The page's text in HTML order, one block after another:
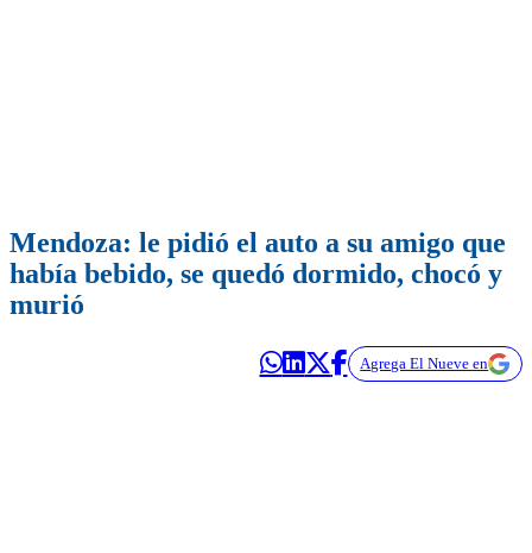
Mendoza: le pidió el auto a su amigo que
había bebido, se quedó dormido, chocó y
murió
Agrega El Nueve en